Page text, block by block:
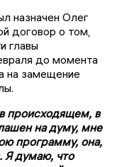
назначен Олег
договор о том,
главы
до момента
на замещение
происходящем, в
на думу, мне
программу, она,
Я думаю, что